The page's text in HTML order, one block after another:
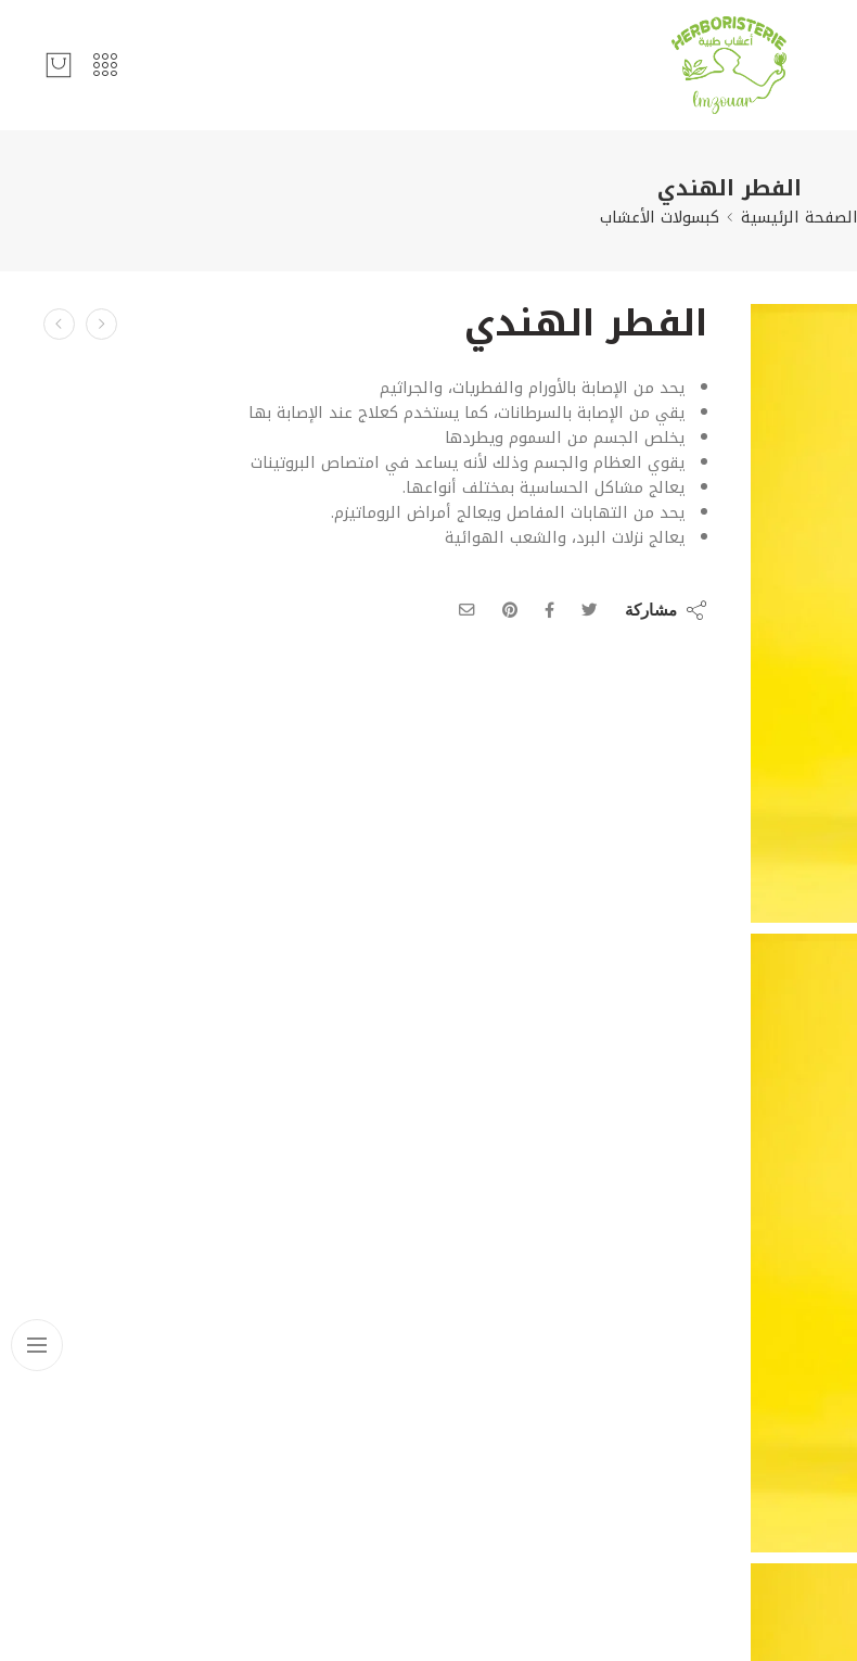
الفطر الهندي
الصفحة الرئيسية كبسولات الأعشاب
الفطر الهندي
يحد من الإصابة بالأورام والفطريات، والجراثيم
يقي من الإصابة بالسرطانات، كما يستخدم كعلاج عند الإصابة بها
يخلص الجسم من السموم ويطردها
يقوي العظام والجسم وذلك لأنه يساعد في امتصاص البروتينات
يعالج مشاكل الحساسية بمختلف أنواعها.
يحد من التهابات المفاصل ويعالج أمراض الروماتيزم.
يعالج نزلات البرد، والشعب الهوائية
مشاركة